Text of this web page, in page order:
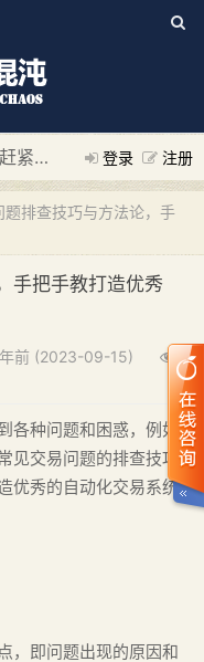
登录 注册
如果您觉得本站非常有看点，那么赶紧使用Ctrl+D 收藏我们吧
新添加量子混沌系统板块，欢迎大家访问！
---“量子混沌系
题排查技巧与方法论，手
手把手教打造优秀
前 (2023-09-15)
种问题和困惑，例如
交易问题的排查技巧
优秀的自动化交易系统
，即问题出现的原因和